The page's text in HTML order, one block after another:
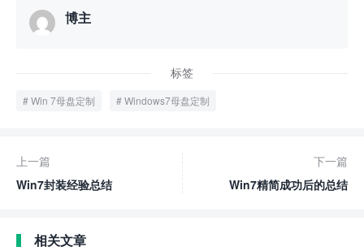
博主
标签
Win 7母盘定制 Windows7母盘定制
上一篇
Win7封装经验总结
下一篇
Win7精简成功后的总结
相关文章